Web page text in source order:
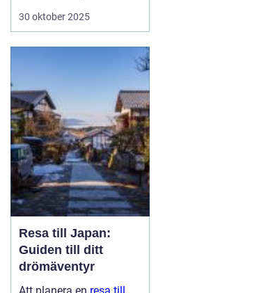
temaresor väckt
Dessa resor erbjuder mer
semesterupplevelser,
genom att fokusera på
specifika in...
30 oktober 2025
Resa till Japan:
Guiden till ditt
drömäventyr